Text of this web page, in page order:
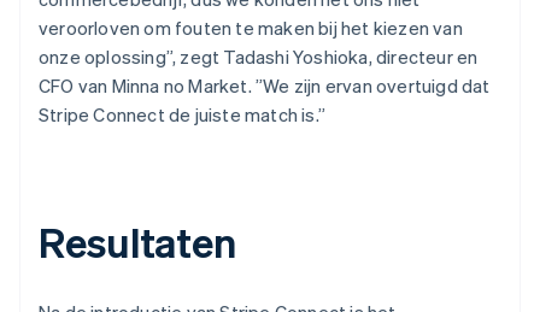
veroorloven om fouten te maken bij het kiezen van
onze oplossing”, zegt Tadashi Yoshioka, directeur en
CFO van Minna no Market. ”We zijn ervan overtuigd dat
Stripe Connect de juiste match is.”
Resultaten